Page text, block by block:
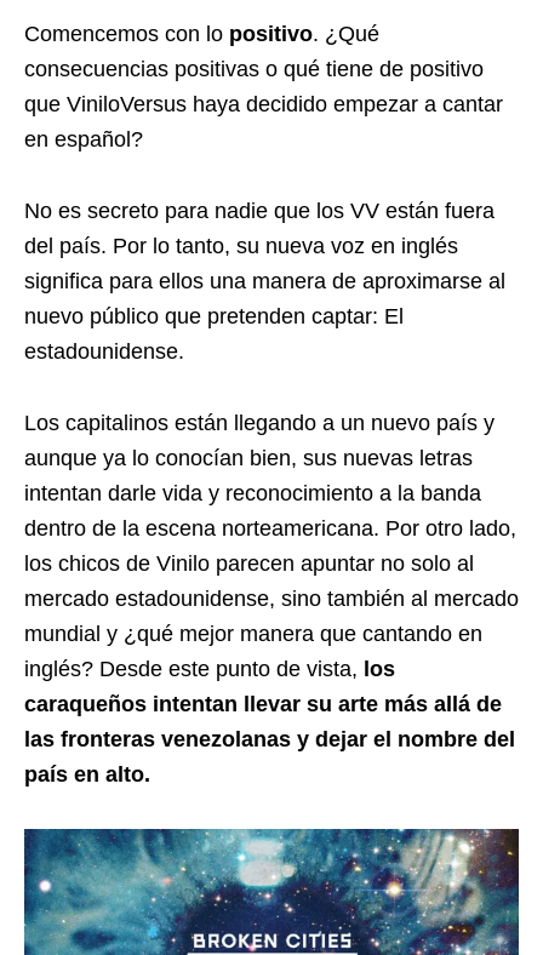
Comencemos con lo positivo. ¿Qué
consecuencias positivas o qué tiene de positivo
que ViniloVersus haya decidido empezar a cantar
en español?
No es secreto para nadie que los VV están fuera
del país. Por lo tanto, su nueva voz en inglés
significa para ellos una manera de aproximarse al
nuevo público que pretenden captar: El
estadounidense.
Los capitalinos están llegando a un nuevo país y
aunque ya lo conocían bien, sus nuevas letras
intentan darle vida y reconocimiento a la banda
dentro de la escena norteamericana. Por otro lado,
los chicos de Vinilo parecen apuntar no solo al
mercado estadounidense, sino también al mercado
mundial y ¿qué mejor manera que cantando en
inglés? Desde este punto de vista, los
caraqueños intentan llevar su arte más allá de
las fronteras venezolanas y dejar el nombre del
país en alto.